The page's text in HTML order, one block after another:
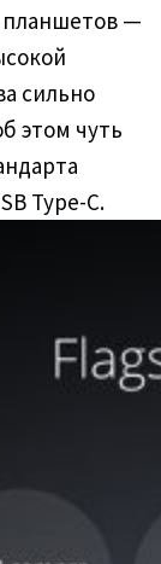
планшетов —
сильно
этом чуть
Type-C.